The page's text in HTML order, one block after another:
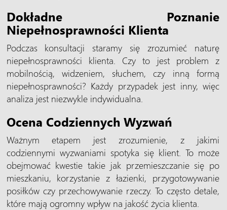
Dokładne Poznanie
Niepełnosprawności Klienta
Podczas konsultacji staramy się zrozumieć naturę
niepełnosprawności klienta. Czy to jest problem z
mobilnością, widzeniem, słuchem, czy inną formą
niepełnosprawności? Każdy przypadek jest inny, więc
analiza jest niezwykle indywidualna.
Ocena Codziennych Wyzwań
Ważnym etapem jest zrozumienie, z jakimi
codziennymi wyzwaniami spotyka się klient. To może
obejmować kwestie takie jak przemieszczanie się po
mieszkaniu, korzystanie z łazienki, przygotowywanie
posiłków czy przechowywanie rzeczy. To często detale,
które mają ogromny wpływ na jakość życia klienta.